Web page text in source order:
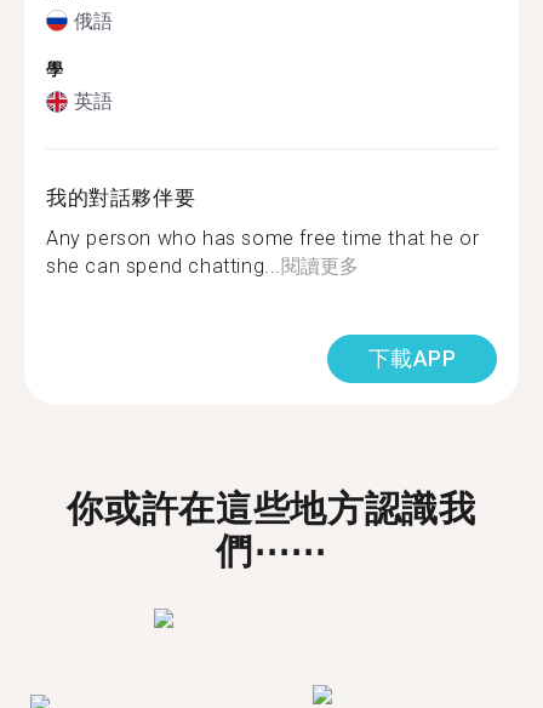
俄語
學
英語
我的對話夥伴要
Any person who has some free time that he or
she can spend chatting...閱讀更多
下載APP
你或許在這些地方認識我
們⋯⋯